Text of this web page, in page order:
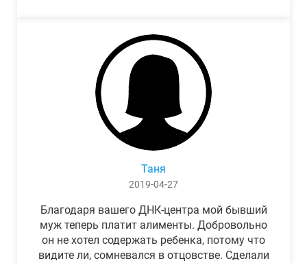
Таня
2019-04-27
Благодаря вашего ДНК-центра мой бывший
муж теперь платит алименты. Добровольно
он не хотел содержать ребенка, потому что
видите ли, сомневался в отцовстве. Сделали